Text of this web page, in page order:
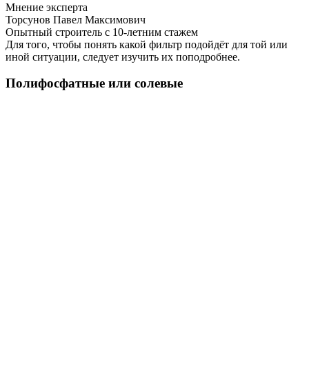
Мнение эксперта
Торсунов Павел Максимович
Опытный строитель с 10-летним стажем
Для того, чтобы понять какой фильтр подойдёт для той или
иной ситуации, следует изучить их поподробнее.
Полифосфатные или солевые